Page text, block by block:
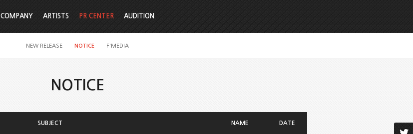
COMPANY ARTISTS PR CENTER
NEW RELEASE NOTICE F'MEDIA
AUDITION
NOTICE
SUBJECT NAME DATE